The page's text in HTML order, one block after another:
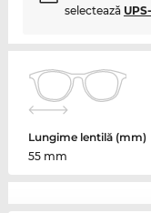
selectează
Lungime lentilă (mm)
55 mm